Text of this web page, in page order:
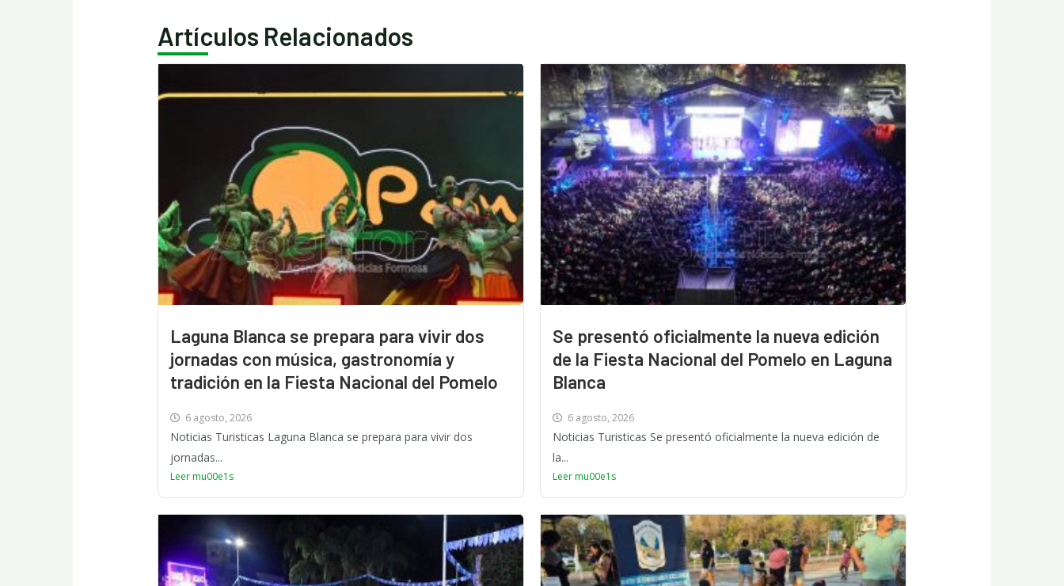
Artículos Relacionados
Laguna Blanca se prepara para vivir dos
jornadas con música, gastronomía y
tradición en la Fiesta Nacional del Pomelo
6 agosto, 2026
Noticias Turisticas Laguna Blanca se prepara para vivir dos
jornadas...
Leer mu00e1s
Se presentó oficialmente la nueva edición
de la Fiesta Nacional del Pomelo en Laguna
Blanca
6 agosto, 2026
Noticias Turisticas Se presentó oficialmente la nueva edición de
la...
Leer mu00e1s